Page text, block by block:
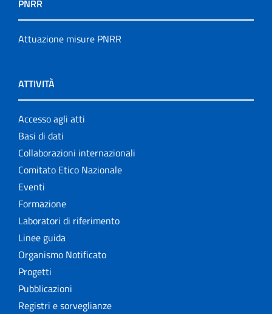
PNRR
Attuazione misure PNRR
ATTIVITÀ
Accesso agli atti
Basi di dati
Collaborazioni internazionali
Comitato Etico Nazionale
Eventi
Formazione
Laboratori di riferimento
Linee guida
Organismo Notificato
Progetti
Pubblicazioni
Registri e sorveglianze